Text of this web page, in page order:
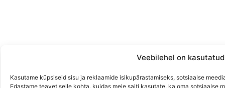
Veebilehel on
Kasutame küpsiseid sisu ja reklaamide isikupärastamiseks, sotsiaalse
Edastame teavet selle kohta, kuidas meie saiti kasutate, ka oma sotsiaalse